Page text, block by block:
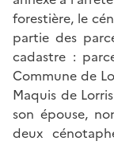
forestière, le
partie des
cadastre :
Commune de
Maquis de
son épouse,
deux